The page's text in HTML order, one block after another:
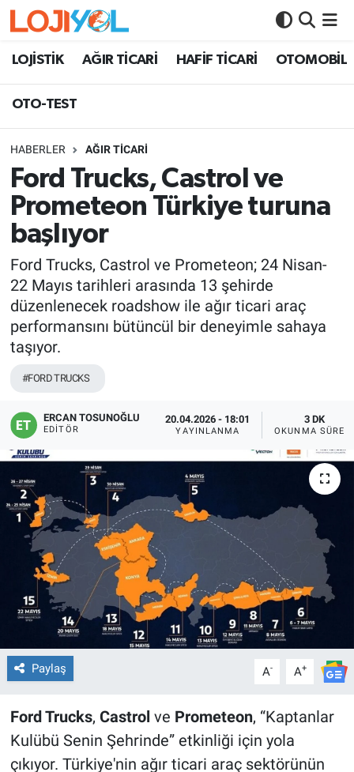
LOJİSTİK AĞIR TİCARİ HAFİF TİCARİ OTOMOBİL
OTO-TEST
HABERLER AĞIR TİCARİ
Ford Trucks, Castrol ve
Prometeon Türkiye turuna
başlıyor
Ford Trucks, Castrol ve Prometeon; 24 Nisan-
22 Mayıs tarihleri arasında 13 şehirde
düzenlenecek roadshow ile ağır ticari araç
performansını bütüncül bir deneyimle sahaya
taşıyor.
#FORD TRUCKS
ERCAN TOSUNOĞLU
EDITÖR
20.04.2026 - 18:01
YAYINLANMA
3 DK
OKUNMA SÜRESI
Paylaş A- A+
Ford Trucks, Castrol ve Prometeon, “Kaptanlar
Kulübü Senin Şehrinde” etkinliği için yola
çıkıyor. Türkiye'nin ağır ticari araç sektörünün
OTO-TEST